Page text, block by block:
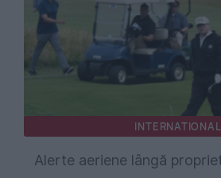
INTERNATIONAL
Alerte aeriene lângă